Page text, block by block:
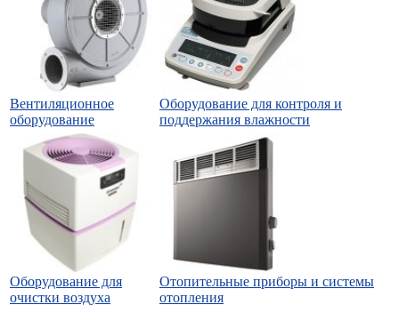
Вентиляционное
оборудование
Оборудование для контроля и
поддержания влажности
Оборудование для
очистки воздуха
Отопительные приборы и системы
отопления